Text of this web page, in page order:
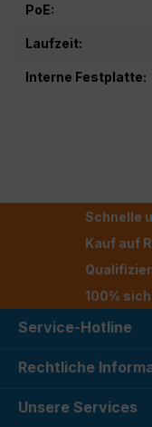
PoE:
Laufzeit:
Interne Festplatte:
Schnelle
Kauf auf
100%
Service-Hotline
Rechtliche
Unsere Services